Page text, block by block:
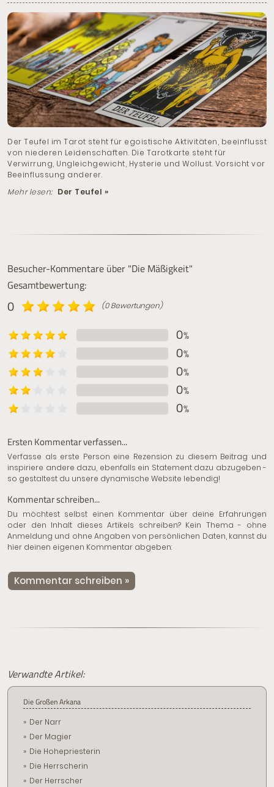
Der Teufel im Tarot steht für egoistische Aktivitäten, beeinflusst
von niederen Leidenschaften. Die Tarotkarte steht für
Verwirrung, Ungleichgewicht, Hysterie und Wollust. Vorsicht vor
Beeinflussung anderer.
Mehr lesen: Der Teufel »
Besucher-Kommentare über "Die Mäßigkeit"
Gesamtbewertung:
0 (0 Bewertungen)
0%
0%
0%
0%
0%
Ersten Kommentar verfassen...
Verfasse als erste Person eine Rezension zu diesem Beitrag und
inspiriere andere dazu, ebenfalls ein Statement dazu abzugeben -
so gestaltest du unsere dynamische Website lebendig!
Kommentar schreiben...
Du möchtest selbst einen Kommentar über deine Erfahrungen
oder den Inhalt dieses Artikels schreiben? Kein Thema - ohne
Anmeldung und ohne Angaben von persönlichen Daten, kannst du
hier deinen eigenen Kommentar abgeben:
Kommentar schreiben »
Verwandte Artikel:
Die Großen Arkana
Der Narr
Der Magier
Die Hohepriesterin
Die Herrscherin
Der Herrscher